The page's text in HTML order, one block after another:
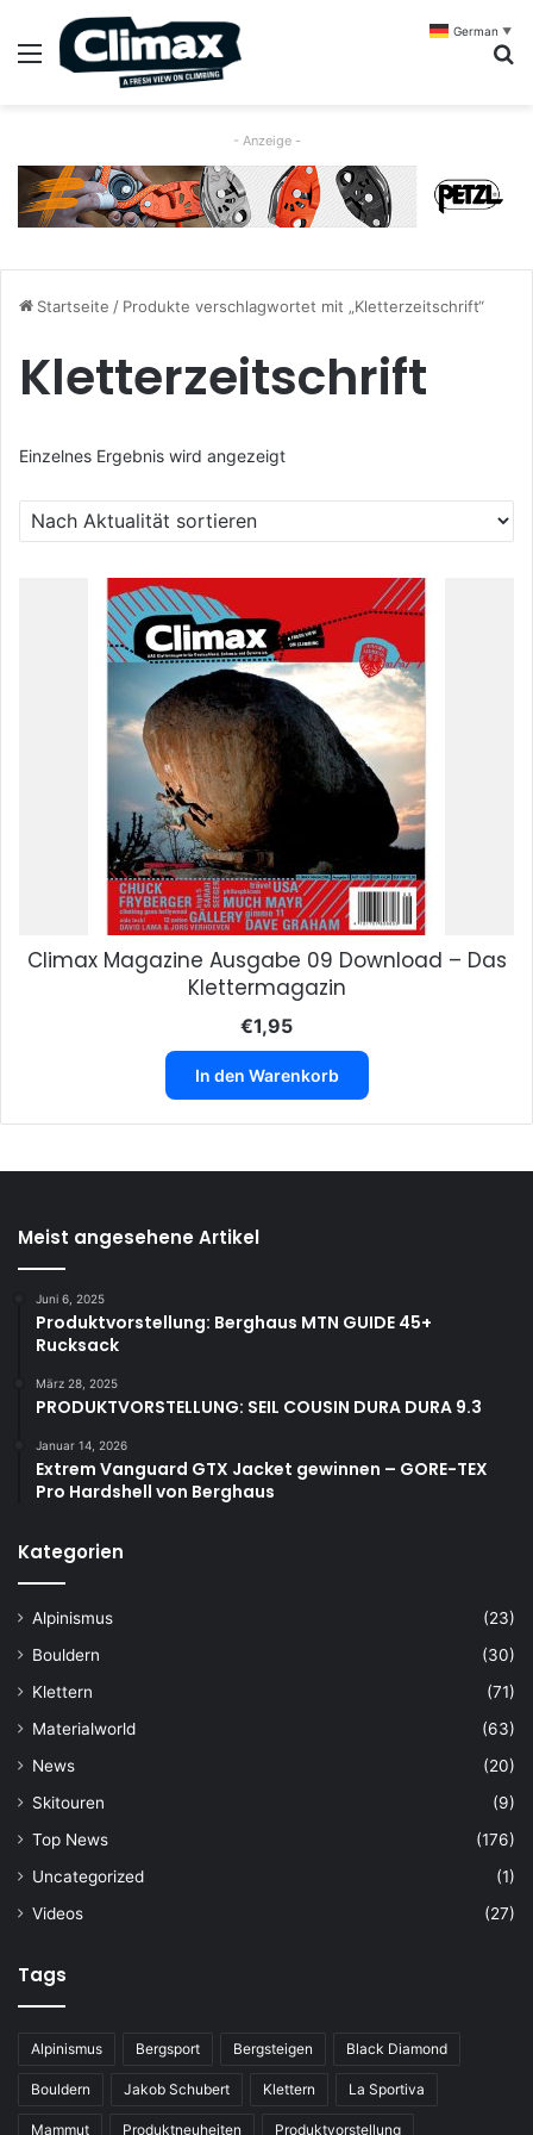
Menü
- Anzeige -
Startseite / Produkte verschlagwortet mit „Kletterzeitschrift“
Kletterzeitschrift
Einzelnes Ergebnis wird angezeigt
Climax Magazine Ausgabe 09 Download – Das
Klettermagazin
€1,95
In den Warenkorb
Meist angesehene Artikel
Juni 6, 2025
Produktvorstellung: Berghaus MTN GUIDE 45+
Rucksack
März 28, 2025
PRODUKTVORSTELLUNG: SEIL COUSIN DURA DURA 9.3
Januar 14, 2026
Extrem Vanguard GTX Jacket gewinnen – GORE-TEX
Pro Hardshell von Berghaus
Kategorien
Alpinismus
(23)
Bouldern
(30)
Klettern
(71)
Materialworld
(63)
News
(20)
Skitouren
(9)
Top News
(176)
Uncategorized
(1)
Videos
(27)
Tags
Alpinismus Bergsport Bergsteigen Black Diamond
Bouldern Jakob Schubert Klettern La Sportiva
Mammut Produktneuheiten Produktvorstellung
German ▼